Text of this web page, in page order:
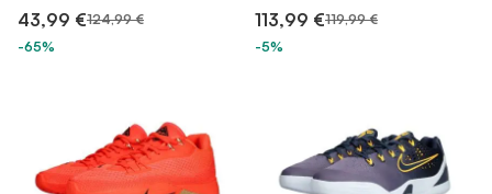
43,99 €124,99 €
-65%
113,99 €119,99 €
-5%